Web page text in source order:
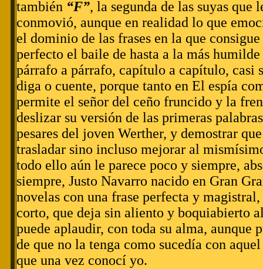
también “F”, la segunda de las suyas que
conmovió, aunque en realidad lo que
el dominio de las frases en la que
perfecto el baile de hasta a la más humilde
párrafo a párrafo, capítulo a capítulo, casi
diga o cuente, porque tanto en El espía
permite el señor del ceño fruncido y la
deslizar su versión de las primeras
pesares del joven Werther, y demostrar
trasladar sino incluso mejorar al
todo ello aún le parece poco y siempre,
siempre, Justo Navarro nacido en Gran
novelas con una frase perfecta y
corto, que deja sin aliento y boquiabierto
puede aplaudir, con toda su alma, aunque
de que no la tenga como sucedía con
que una vez conocí yo.